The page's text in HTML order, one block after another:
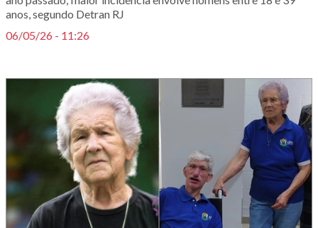
anos, segundo Detran RJ
06/05/26 - 11:26